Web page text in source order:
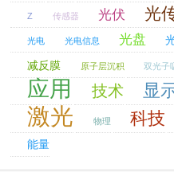
Z 传感器 光伏 光
光电 光电信息 光盘
减反膜 原子层沉积 双光子
应用 技术 显
激光 物理 科技
能量